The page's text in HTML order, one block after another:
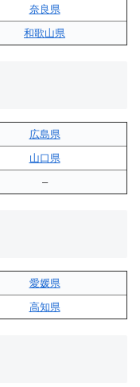
奈良県
和歌山県
広島県
山口県
–
愛媛県
高知県